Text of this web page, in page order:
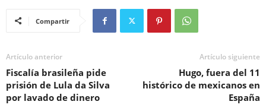
Compartir
Artículo anterior
Fiscalía brasileña pide
prisión de Lula da Silva
por lavado de dinero
Artículo siguiente
Hugo, fuera del 11
histórico de mexicanos en
España